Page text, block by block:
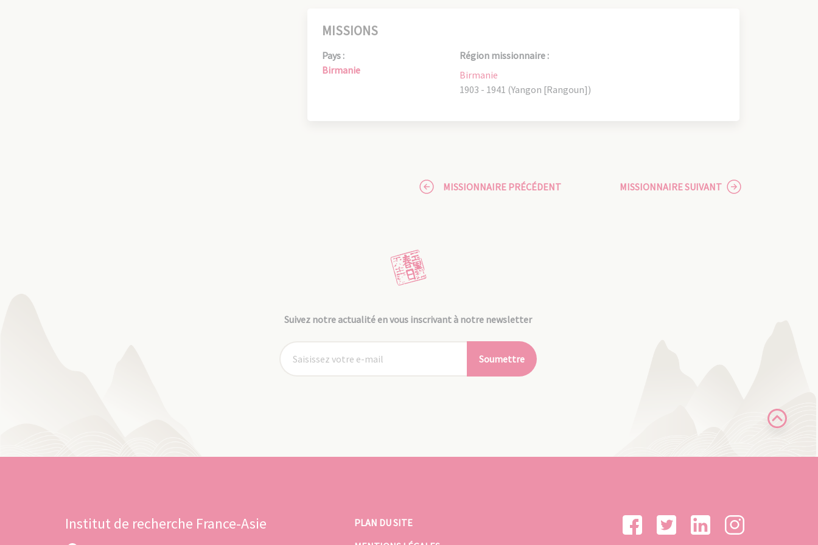
MISSIONS
Pays :
Birmanie
Région missionnaire :
Birmanie
1903 - 1941 (Yangon [Rangoun])
MISSIONNAIRE PRÉCÉDENT MISSIONNAIRE SUIVANT
Suivez notre actualité en vous inscrivant à notre newsletter
Soumettre
Institut de recherche France-Asie
PLAN DU SITE